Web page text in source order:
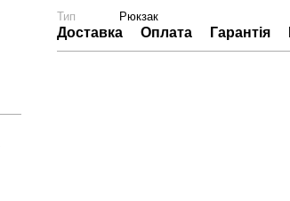
Тип
Рюкзак
Доставка Оплата Гарантія